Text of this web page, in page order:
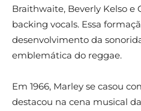
Braithwaite, Beverly Kelso e
backing vocals. Essa
desenvolvimento da
emblemática do reggae.
Em 1966, Marley se casou
destacou na cena musical